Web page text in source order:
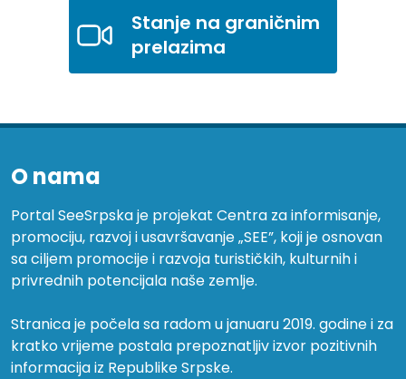
Stanje na graničnim
prelazima
O nama
Portal SeeSrpska je projekat Centra za informisanje,
promociju, razvoj i usavršavanje „SEE”, koji je osnovan
sa ciljem promocije i razvoja turističkih, kulturnih i
privrednih potencijala naše zemlje.
Stranica je počela sa radom u januaru 2019. godine i za
kratko vrijeme postala prepoznatljiv izvor pozitivnih
informacija iz Republike Srpske.